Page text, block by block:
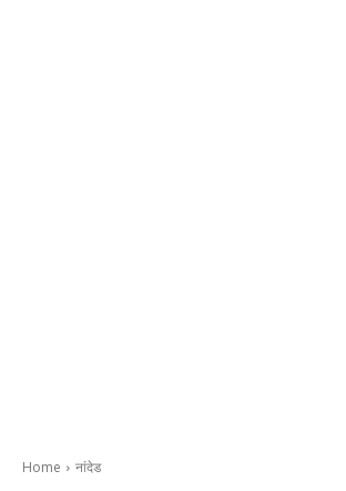
Home नांदेड